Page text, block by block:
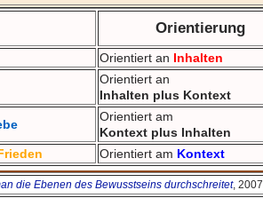
Orientierung
Orientiert an Inhalten
Orientiert an
Inhalten plus Kontext
Orientiert am
Kontext plus Inhalten
Orientiert am Kontext
die Ebenen des Bewusstseins durchschreitet, 2007